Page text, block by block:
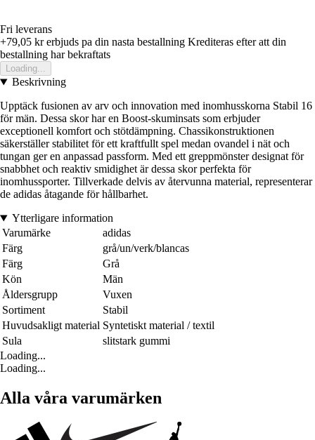
Fri leverans
+79,05 krerbjuds pa din nasta bestallning Krediteras efter att din
bestallning har bekraftats
Loading...
Beskrivning
Upptäck fusionen av arv och innovation med inomhusskorna Stabil 16
för män. Dessa skor har en Boost-skuminsats som erbjuder
exceptionell komfort och stötdämpning. Chassikonstruktionen
säkerställer stabilitet för ett kraftfullt spel medan ovandel i nät och
tungan ger en anpassad passform. Med ett greppmönster designat för
snabbhet och reaktiv smidighet är dessa skor perfekta för
inomhussporter. Tillverkade delvis av återvunna material, representerar
de adidas åtagande för hållbarhet.
Ytterligare information
Varumärke
adidas
Färg
grå/un/verk/blancas
Färg
Grå
Kön
Män
Åldersgrupp
Vuxen
Sortiment
Stabil
Huvudsakligt material Syntetiskt material / textil
Sula
slitstark gummi
Loading...
Loading...
Alla våra varumärken